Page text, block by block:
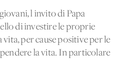
l'invito di Papa
di investire le proprie
vita, per cause positive per le
la vita. In particolare